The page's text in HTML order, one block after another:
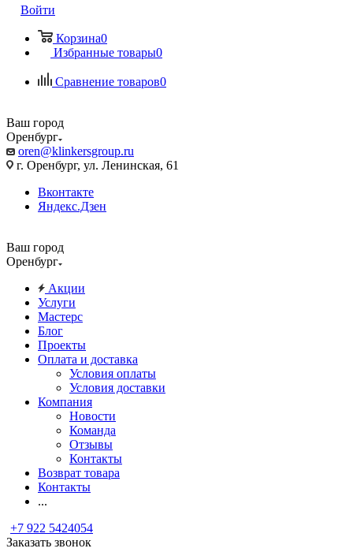
Войти
Корзина0
Избранные товары0
Сравнение товаров0
Ваш город
Оренбург
oren@klinkersgroup.ru
г. Оренбург, ул. Ленинская, 61
Вконтакте
Яндекс.Дзен
Ваш город
Оренбург
Акции
Услуги
Мастерс
Блог
Проекты
Оплата и доставка
Условия оплаты
Условия доставки
Компания
Новости
Команда
Отзывы
Контакты
Возврат товара
Контакты
...
+7 922 5424054
Заказать звонок